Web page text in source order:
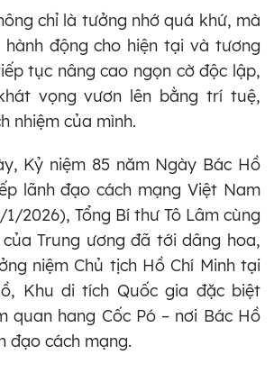
chỉ là tưởng nhớ quá khứ, mà
động cho hiện tại và tương
tục nâng cao ngọn cờ độc lập,
vọng vươn lên bằng trí tuệ,
nhiệm của mình.
Kỷ niệm 85 năm Ngày Bác Hồ
lãnh đạo cách mạng Việt Nam
2026), Tổng Bí thư Tô Lâm cùng
Trung ương đã tới dâng hoa,
niệm Chủ tịch Hồ Chí Minh tại
Khu di tích Quốc gia đặc biệt
quan hang Cốc Pó – nơi Bác Hồ
đạo cách mạng.